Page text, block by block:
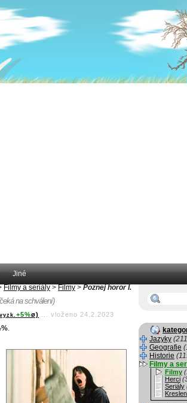
Jiné
Filmy a seriály > Filmy > Poznej horor I.
na schválení)
vyzk. +5%ø) vloženo 24.2.2023
.7%.
Jazyky
Geografie
Historie
Filmy a
Filmy
Herci
Seriály